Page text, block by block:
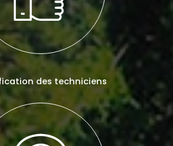
des techniciens